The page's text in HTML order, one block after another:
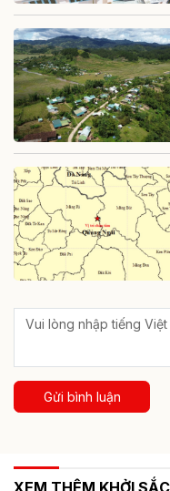
Gửi bình luận